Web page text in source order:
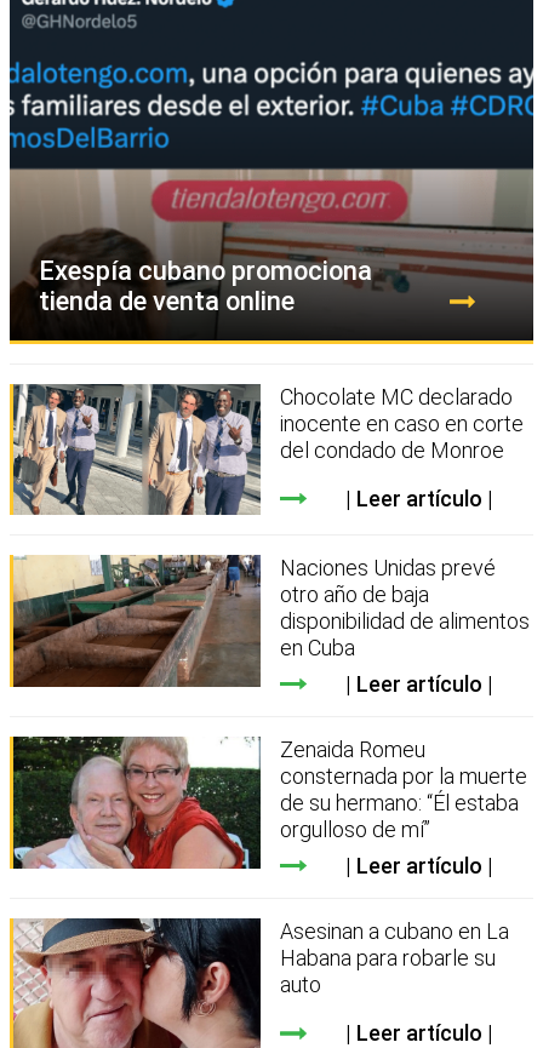
Exespía cubano promociona
tienda de venta online
Chocolate MC declarado
inocente en caso en corte
del condado de Monroe
Leer artículo
Naciones Unidas prevé
otro año de baja
disponibilidad de alimentos
en Cuba
Leer artículo
Zenaida Romeu
consternada por la muerte
de su hermano: “Él estaba
orgulloso de mí”
Leer artículo
Asesinan a cubano en La
Habana para robarle su
auto
Leer artículo